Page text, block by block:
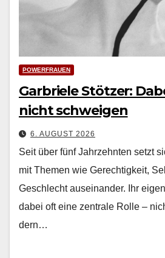
POWERFRAUEN
Garbriele Stötzer:
nicht schweigen
6. AUGUST 2026
Seit über fünf Jahrzehn­ten set­zt
mit The­men wie Gerechtigkeit,
Geschlecht auseinan­der. Ihr
dabei oft eine zen­trale Rolle –
dern…